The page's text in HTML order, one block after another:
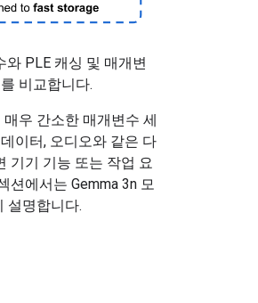
와 PLE 캐싱 및 매개변
비교합니다.
우 간소한 매개변수 세
이터, 오디오와 같은 다
기기 기능 또는 작업 요
션에서는 Gemma 3n 모
설명합니다.